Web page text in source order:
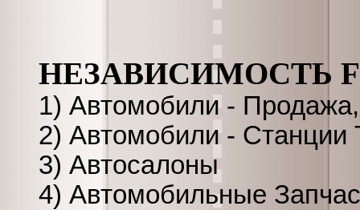
НЕЗАВИСИМОСТЬ
1) Автомобили -
2) Автомобили - Станции
3) Автосалоны
4) Автомобильные